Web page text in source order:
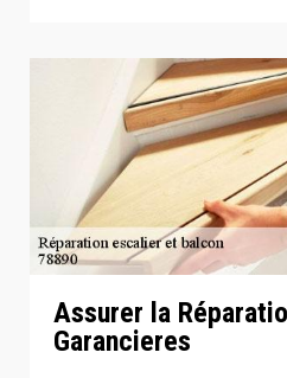
Assurer la
Garancieres